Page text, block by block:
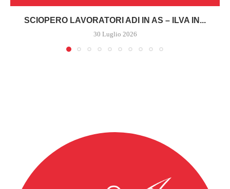
SCIOPERO LAVORATORI ADI IN AS – ILVA IN...
30 Luglio 2026